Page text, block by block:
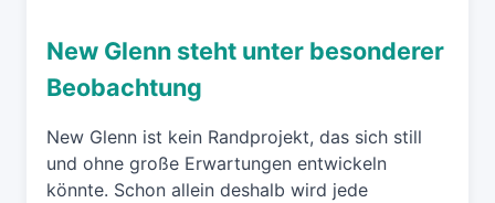
New Glenn steht unter besonderer
Beobachtung
New Glenn ist kein Randprojekt, das sich still
und ohne große Erwartungen entwickeln
könnte. Schon allein deshalb wird jede